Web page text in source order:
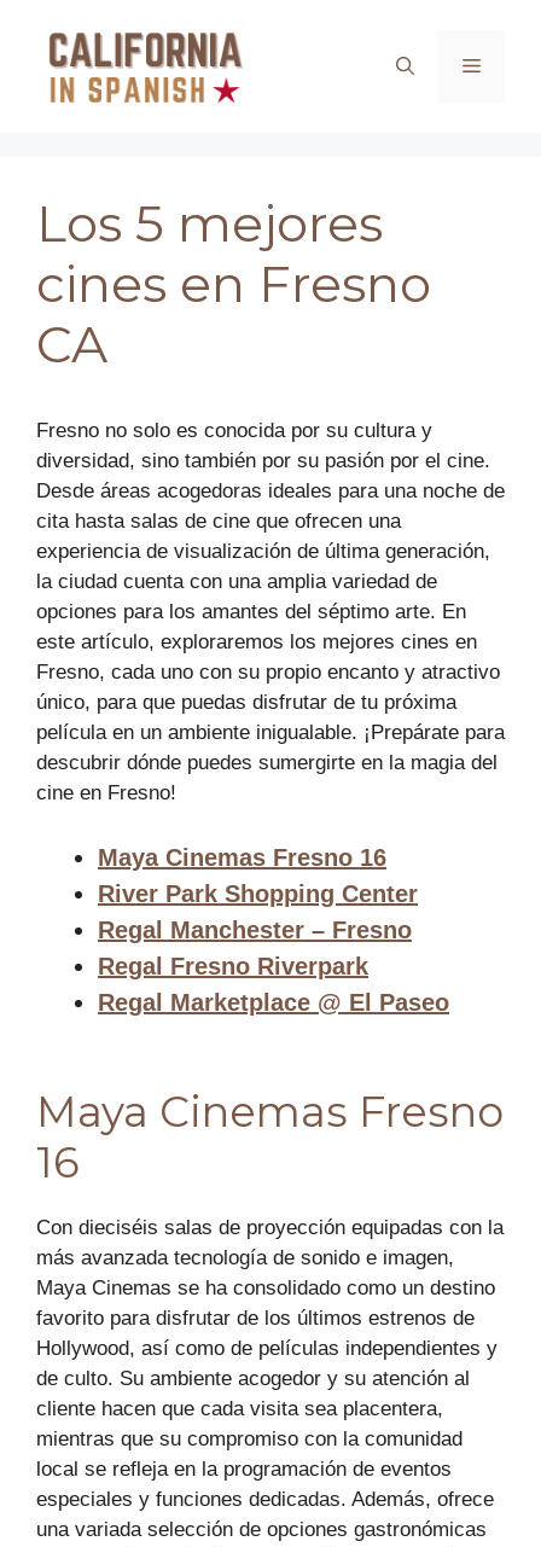
contenido
Menú
Los 5 mejores
cines en Fresno
CA
Fresno no solo es conocida por su cultura y
diversidad, sino también por su pasión por el cine.
Desde áreas acogedoras ideales para una noche de
cita hasta salas de cine que ofrecen una
experiencia de visualización de última generación,
la ciudad cuenta con una amplia variedad de
opciones para los amantes del séptimo arte. En
este artículo, exploraremos los mejores cines en
Fresno, cada uno con su propio encanto y atractivo
único, para que puedas disfrutar de tu próxima
película en un ambiente inigualable. ¡Prepárate para
descubrir dónde puedes sumergirte en la magia del
cine en Fresno!
Maya Cinemas Fresno 16
River Park Shopping Center
Regal Manchester – Fresno
Regal Fresno Riverpark
Regal Marketplace @ El Paseo
Maya Cinemas Fresno
16
Con dieciséis salas de proyección equipadas con la
más avanzada tecnología de sonido e imagen,
Maya Cinemas se ha consolidado como un destino
favorito para disfrutar de los últimos estrenos de
Hollywood, así como de películas independientes y
de culto. Su ambiente acogedor y su atención al
cliente hacen que cada visita sea placentera,
mientras que su compromiso con la comunidad
local se refleja en la programación de eventos
especiales y funciones dedicadas. Además, ofrece
una variada selección de opciones gastronómicas